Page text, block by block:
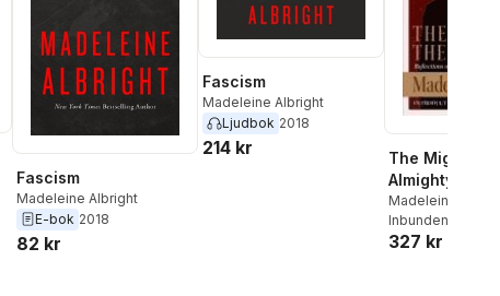
röster:
Fascism
Madeleine Albright
E-bok 2018
82 kr
Fascism
Madeleine Albright
Ljudbok 2018
214 kr
The Mighty
Almighty
Madeleine
Inbunden
327 kr